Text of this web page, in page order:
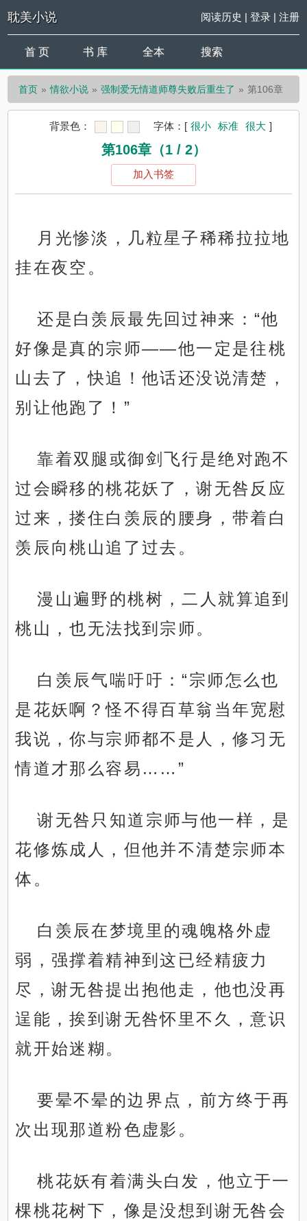
耽美小说 阅读历史 | 登录| 注册
首 页 书 库 全本 搜索
首页 情欲小说 强制爱无情道师尊失败后重生了 第106章
背景色： 字体： [ 很小 标准 很大 ]
第106章（1 / 2）
加入书签
月光惨淡，几粒星子稀稀拉拉地
挂在夜空。
还是白羡辰最先回过神来：“他
好像是真的宗师——他一定是往桃
山去了，快追！他话还没说清楚，
别让他跑了！”
靠着双腿或御剑飞行是绝对跑不
过会瞬移的桃花妖了，谢无咎反应
过来，搂住白羡辰的腰身，带着白
羡辰向桃山追了过去。
漫山遍野的桃树，二人就算追到
桃山，也无法找到宗师。
白羡辰气喘吁吁：“宗师怎么也
是花妖啊？怪不得百草翁当年宽慰
我说，你与宗师都不是人，修习无
情道才那么容易……”
谢无咎只知道宗师与他一样，是
花修炼成人，但他并不清楚宗师本
体。
白羡辰在梦境里的魂魄格外虚
弱，强撑着精神到这已经精疲力
尽，谢无咎提出抱他走，他也没再
逞能，挨到谢无咎怀里不久，意识
就开始迷糊。
要晕不晕的边界点，前方终于再
次出现那道粉色虚影。
桃花妖有着满头白发，他立于一
棵桃花树下，像是没想到谢无咎会